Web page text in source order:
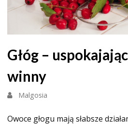
Głóg –
winny
Malgosia
Owoce głogu mają słabsze